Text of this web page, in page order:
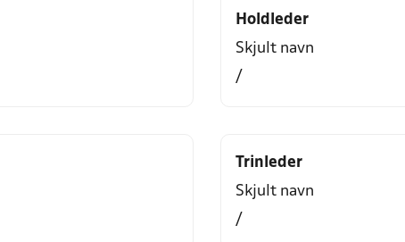
Holdleder
Skjult navn
/
Trinleder
Skjult navn
/